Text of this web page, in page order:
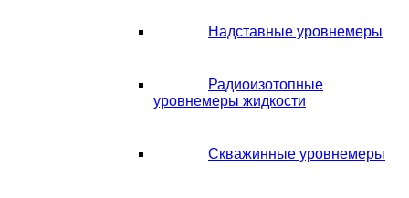
Надставные уровнемеры
Радиоизотопные
уровнемеры жидкости
Скважинные уровнемеры